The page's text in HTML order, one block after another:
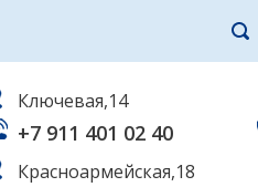
Ключевая,14
+7 911 401 02 40
Красноармейская,18